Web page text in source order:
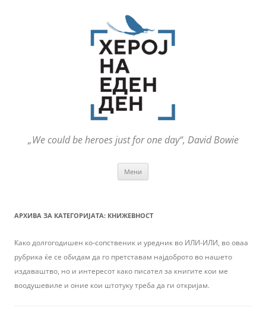
„We could be heroes just for one day“, David Bowie
Мени
АРХИВА ЗА КАТЕГОРИЈАТА: КНИЖЕВНОСТ
Како долгогодишен ко-сопственик и уредник во ИЛИ-ИЛИ, во оваа
рубрика ќе се обидам да го претставам најдоброто во нашето
издаваштво, но и интересот како писател за книгите кои ме
воодушевиле и оние кои штотуку треба да ги откријам.